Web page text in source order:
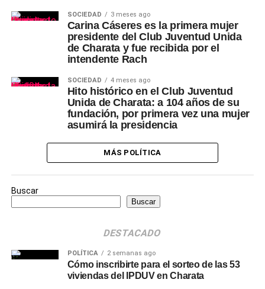
SOCIEDAD 3 meses ago
Carina Cáseres es la primera mujer
presidente del Club Juventud Unida
de Charata y fue recibida por el
intendente Rach
SOCIEDAD 4 meses ago
Hito histórico en el Club Juventud
Unida de Charata: a 104 años de su
fundación, por primera vez una mujer
asumirá la presidencia
MÁS POLÍTICA
Buscar
Buscar
DESTACADO
POLÍTICA 2 semanas ago
Cómo inscribirte para el sorteo de las 53
viviendas del IPDUV en Charata